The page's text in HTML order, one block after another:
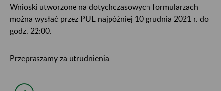
Wnioski utworzone na dotychczasowych formularzach
można wysłać przez PUE najpóźniej 10 grudnia 2021 r. do
godz. 22:00.
Przepraszamy za utrudnienia.